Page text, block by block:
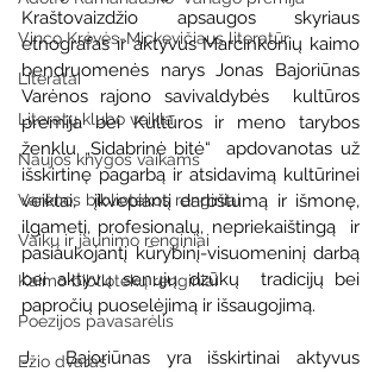
Vinco Krėvės-Mickevičiaus literatūr
Literatai
Literatų klubo veikla
Naujos knygos vaikams
Varėnos bibliotekos renginiai
Vaikų ir jaunimo renginiai
Kaimo bibliotekų renginiai
Poezijos pavasarėlis
Ežio dvaras
Kraštovaizdžio apsaugos skyriaus
etnografas ir aktyvus Marcinkonių kaimo
bendruomenės narys Jonas Bajoriūnas
Varėnos rajono savivaldybės  kultūros
premija bei Kultūros ir meno tarybos
ženklu „Sidabrinė bitė“  apdovanotas už
išskirtinę pagarbą ir atsidavimą kultūrinei
veiklai,  įkvepiantį darbštumą ir išmonę,
ilgametį, profesionalų, nepriekaištingą  ir
pasiaukojantį kūrybinį-visuomeninį darbą
bei aktyvų senųjų dzūkų  tradicijų bei
papročių puoselėjimą ir išsaugojimą.
J.  Bajoriūnas yra išskirtinai aktyvus